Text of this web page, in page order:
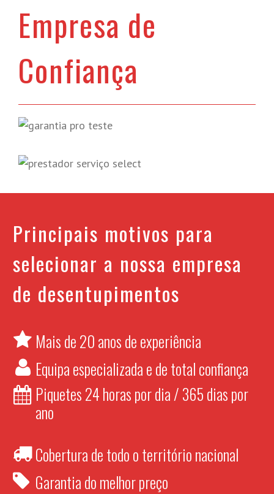
Empresa de
Confiança
Principais motivos para
selecionar a nossa empresa
de desentupimentos
Mais de 20 anos de experiência
Equipa especializada e de total confiança
Piquetes 24 horas por dia / 365 dias por
ano
Cobertura de todo o território nacional
Garantia do melhor preço